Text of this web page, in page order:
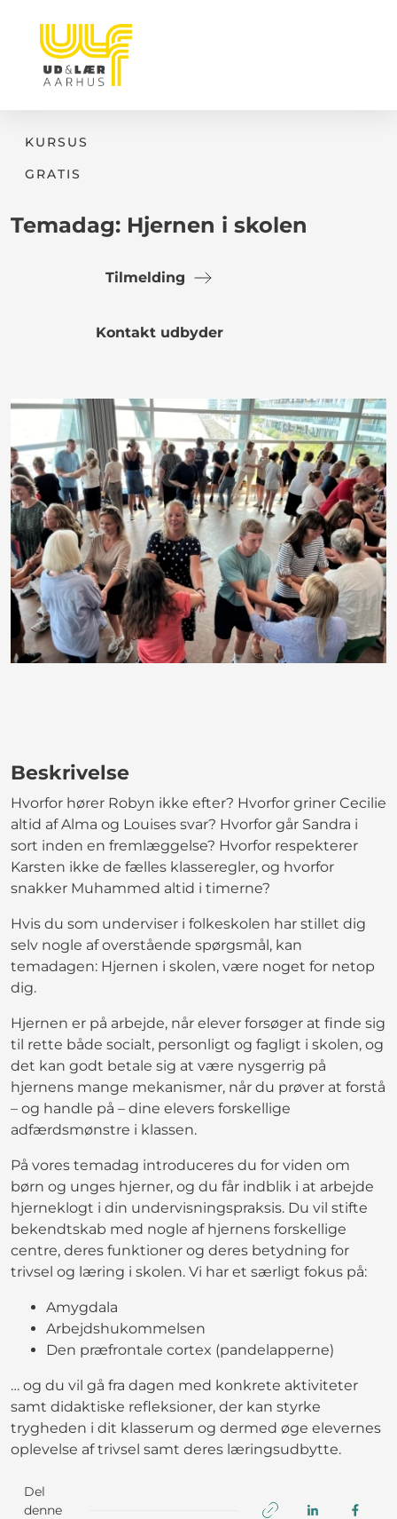
KURSUS
GRATIS
Temadag: Hjernen i skolen
Tilmelding
Kontakt udbyder
Beskrivelse
Hvorfor hører Robyn ikke efter? Hvorfor griner Cecilie
altid af Alma og Louises svar? Hvorfor går Sandra i
sort inden en fremlæggelse? Hvorfor respekterer
Karsten ikke de fælles klasseregler, og hvorfor
snakker Muhammed altid i timerne?
Hvis du som underviser i folkeskolen har stillet dig
selv nogle af overstående spørgsmål, kan
temadagen: Hjernen i skolen, være noget for netop
dig.
Hjernen er på arbejde, når elever forsøger at finde sig
til rette både socialt, personligt og fagligt i skolen, og
det kan godt betale sig at være nysgerrig på
hjernens mange mekanismer, når du prøver at forstå
– og handle på – dine elevers forskellige
adfærdsmønstre i klassen.
På vores temadag introduceres du for viden om
børn og unges hjerner, og du får indblik i at arbejde
hjerneklogt i din undervisningspraksis. Du vil stifte
bekendtskab med nogle af hjernens forskellige
centre, deres funktioner og deres betydning for
trivsel og læring i skolen. Vi har et særligt fokus på:
Amygdala
Arbejdshukommelsen
Den præfrontale cortex (pandelapperne)
… og du vil gå fra dagen med konkrete aktiviteter
samt didaktiske refleksioner, der kan styrke
trygheden i dit klasserum og dermed øge elevernes
oplevelse af trivsel samt deres læringsudbytte.
Del
denne